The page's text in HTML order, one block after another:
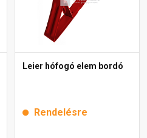
Leier hófogó elem bordó
Rendelésre